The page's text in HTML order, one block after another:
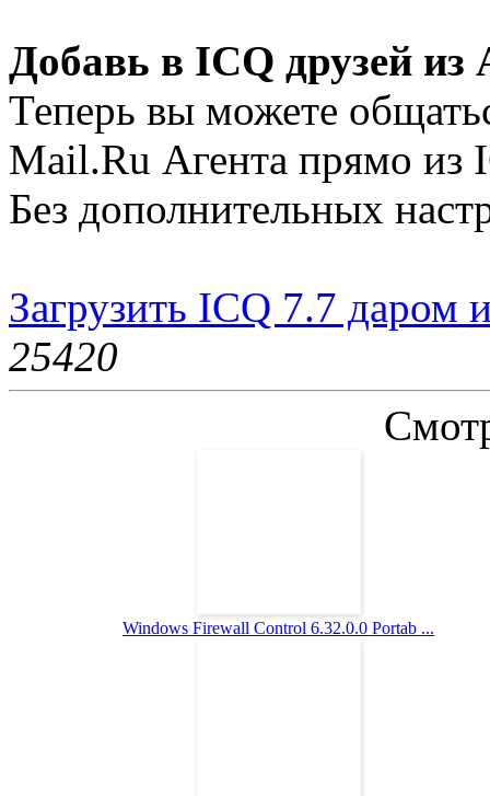
Добавь в ICQ друзей из
Теперь вы можете
Mail.Ru Агента прямо из
Без дополнительных
Загрузить ICQ 7.7 даром
25420
Windows Firewall Control 6.32.0.0 Portab ...